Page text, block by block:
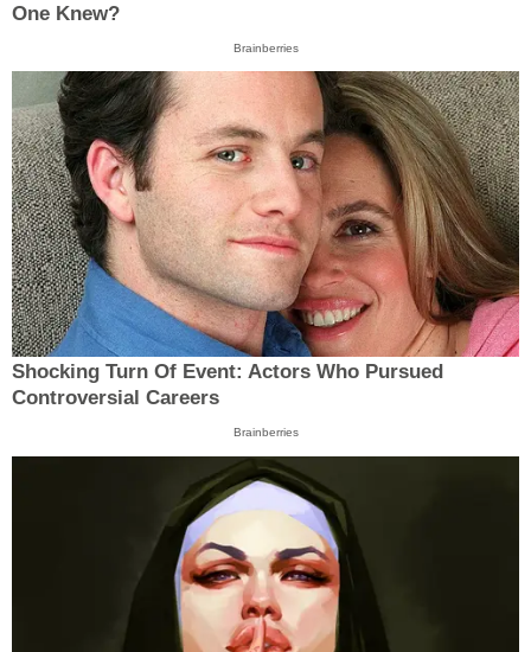
One Knew?
Brainberries
Shocking Turn Of Event: Actors Who Pursued
Controversial Careers
Brainberries